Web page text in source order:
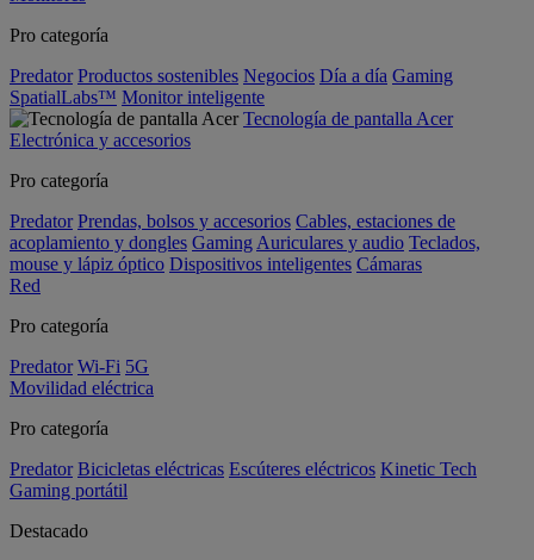
Pro categoría
Predator Productos sostenibles Negocios Día a día Gaming
SpatialLabs™ Monitor inteligente
Tecnología de pantalla Acer
Electrónica y accesorios
Pro categoría
Predator Prendas, bolsos y accesorios Cables, estaciones de
acoplamiento y dongles Gaming Auriculares y audio Teclados,
mouse y lápiz óptico Dispositivos inteligentes Cámaras
Red
Pro categoría
Predator Wi-Fi 5G
Movilidad eléctrica
Pro categoría
Predator Bicicletas eléctricas Escúteres eléctricos Kinetic Tech
Gaming portátil
Destacado